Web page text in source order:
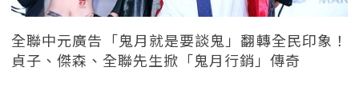
全聯中元廣告「鬼月就是要談鬼」翻轉全民印象！
貞子、傑森、全聯先生掀「鬼月行銷」傳奇